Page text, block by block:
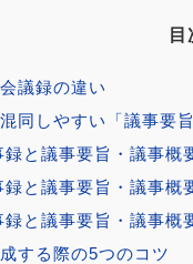
目
議録の違い
同しやすい「議事要
録と議事要旨・議事概
録と議事要旨・議事概
録と議事要旨・議事概
する際の5つのコツ